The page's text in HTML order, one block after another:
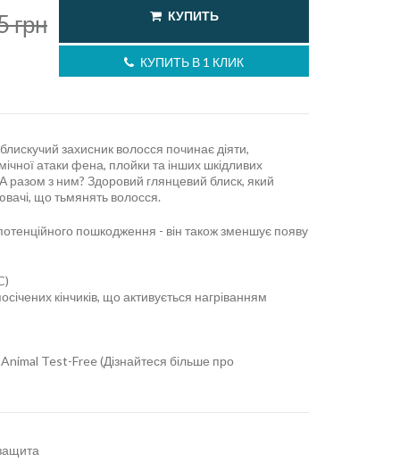
грн КУПИТЬ
КУПИТЬ В 1 КЛИК
захисник волосся починає діяти,
атаки фена, плойки та інших шкідливих
разом з ним? Здоровий глянцевий блиск, який
що тьмянять волосся.
пошкодження - він також зменшує появу
кінчиків, що активується нагріванням
Test-Free (Дізнайтеся більше про